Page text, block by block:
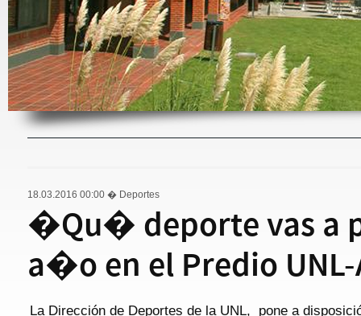
18.03.2016 00:00 � Deportes
�Qu� deporte vas a
a�o en el Predio UNL-
La Dirección de Deportes de la UNL, pone a